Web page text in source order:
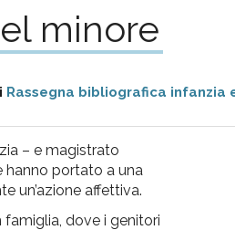
minore
Rassegna bibliografica infanzia
– e magistrato
hanno portato a una
un’azione affettiva.
famiglia, dove i genitori